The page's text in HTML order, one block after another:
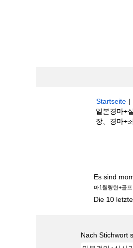
Startseite |
일본경마+
장、경마+
Es sind
마1웰링턴+골
Die 10
Nach Stichwort